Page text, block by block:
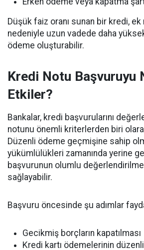
Düşük faiz oranı sunan bir kredi,
nedeniyle uzun vadede daha
ödeme oluşturabilir.
Kredi Notu Başvuruyu
Etkiler?
Bankalar, kredi başvurularını
notunu önemli kriterlerden biri
Düzenli ödeme geçmişine sahip
yükümlülükleri zamanında yerine
başvurunun olumlu
sağlayabilir.
Başvuru öncesinde şu adımlar
Gecikmiş borçların kapatılması
Kredi kartı ödemelerinin düzenli